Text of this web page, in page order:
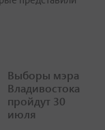
Выборы мэра
Владивостока
пройдут 30
июля